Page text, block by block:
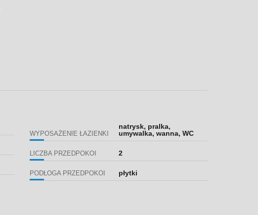
WYPOSAŻENIE ŁAZIENKI
natrysk, pralka,
umywalka, wanna, WC
LICZBA PRZEDPOKOI 2
PODŁOGA PRZEDPOKOI płytki